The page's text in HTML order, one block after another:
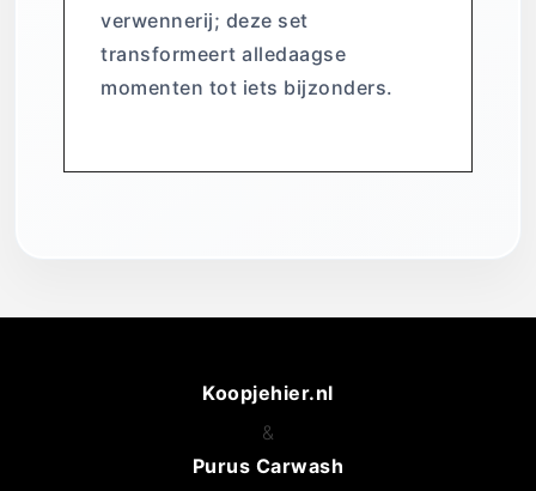
verwennerij; deze set
transformeert alledaagse
momenten tot iets bijzonders.
Koopjehier.nl
&
Purus Carwash